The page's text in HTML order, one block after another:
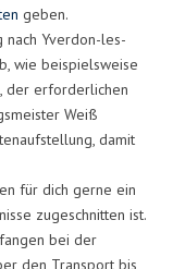
geben.
nach Yverdon-les-
wie beispielsweise
der erforderlichen
Weiß
damit
für dich gerne ein
zugeschnitten ist.
bei der
den Transport bis